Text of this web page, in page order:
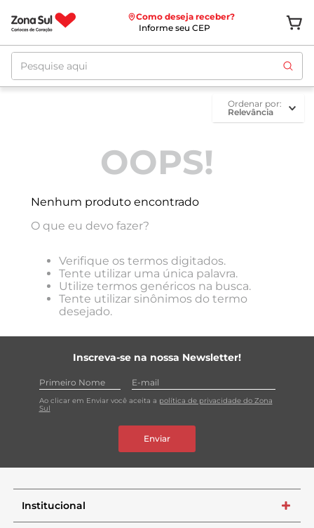
Como deseja receber?
Informe seu CEP
Pesquise aqui
ordenar por
Relevância
OOPS!
Nenhum produto encontrado
O que eu devo fazer?
Verifique os termos digitados.
Tente utilizar uma única palavra.
Utilize termos genéricos na busca.
Tente utilizar sinônimos do termo
desejado.
Inscreva-se na nossa Newsletter!
Ao clicar em Enviar você aceita a política de privacidade do Zona
Sul
Enviar
Institucional +